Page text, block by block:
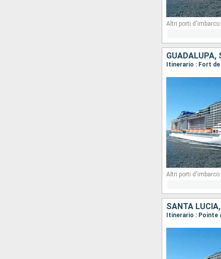
Altri porti d'imbarco:
Altri porti d'imbarco: